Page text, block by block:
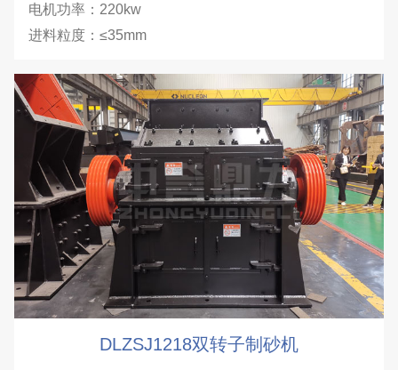
电机功率：220kw
进料粒度：≤35mm
DLZSJ1218双转子制砂机